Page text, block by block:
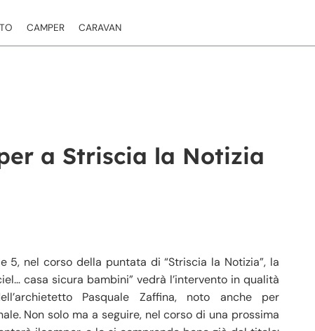
CAMPER CARAVAN
a Striscia la Notizia
5, nel corso della puntata di “Striscia la Notizia”, la
casa sicura bambini” vedrà l’intervento in qualità
Pasquale Zaffina, noto anche per
Non solo ma a seguire, nel corso di una prossima